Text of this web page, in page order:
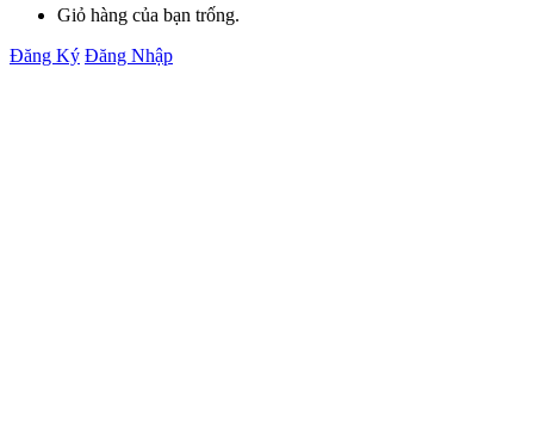
Giỏ hàng của bạn trống.
Đăng Ký Đăng Nhập